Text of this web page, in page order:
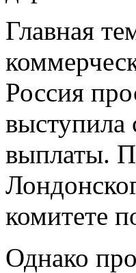
Главная
Россия
выступила
выплаты.
комитете
Однако